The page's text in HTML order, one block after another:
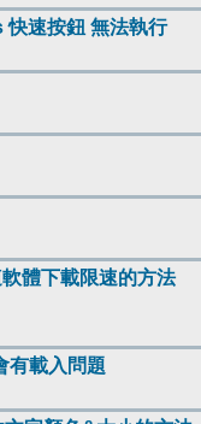
速按鈕 無法執行
體下載限速的方法
有載入問題